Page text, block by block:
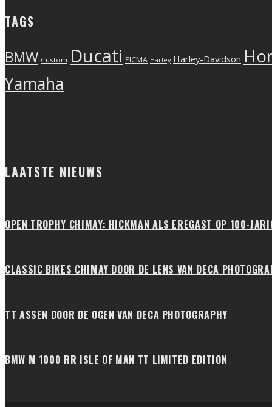
TAGS
BMW Custom Ducati EICMA Harley Harley-Davidson
Yamaha
LAATSTE NIEUWS
OPEN TROPHY CHIMAY: HICKMAN ALS EREGAST OP 100-
CLASSIC BIKES CHIMAY DOOR DE LENS VAN DECA
TT ASSEN DOOR DE OGEN VAN DECA PHOTOGRAPHY
BMW M 1000 RR ISLE OF MAN TT LIMITED EDITION